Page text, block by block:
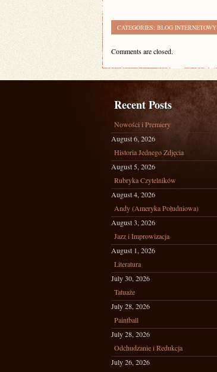
CATEGORIES: BLOG INTERNETOWY
Comments are closed.
Recent Posts
Nowości i Premiery
August 6, 2026
Historia Jednego Zdjęcia
August 5, 2026
Rubryka Czytelników
August 4, 2026
Andy (Ameryka Południowa)
August 3, 2026
Jazz i Improwizacja
August 1, 2026
Literatura
July 30, 2026
Tatuaże
July 28, 2026
Paintball
July 28, 2026
Odchudzanie i Redukcja
July 26, 2026